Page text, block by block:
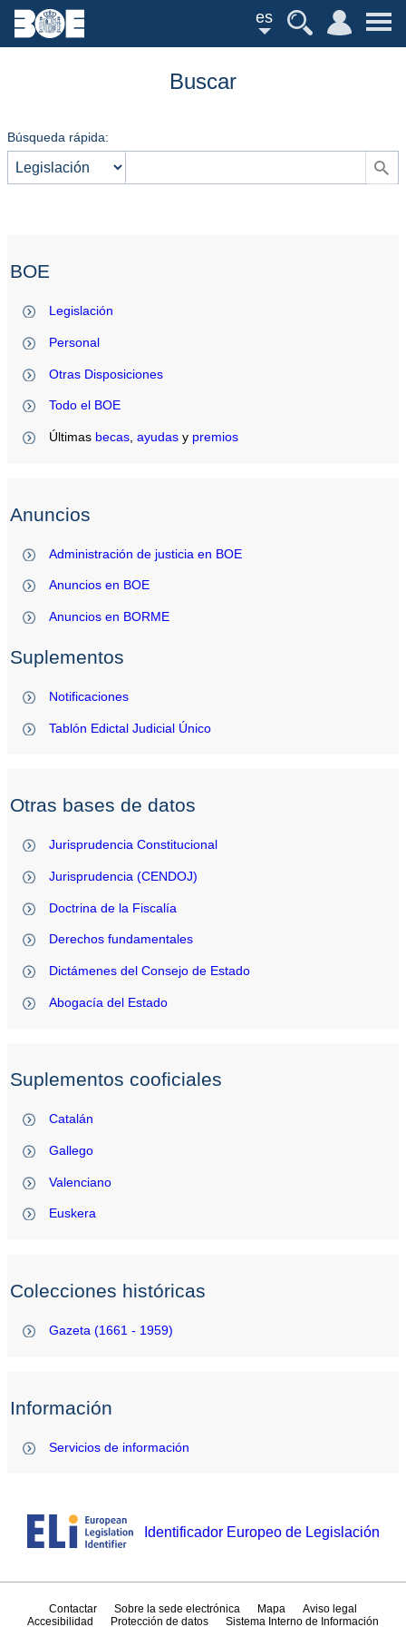
es
Buscar
Búsqueda rápida:
BOE
Legislación
Personal
Otras Disposiciones
Todo el BOE
Últimas becas ,ayudas y premios
Anuncios
Administración de justicia en BOE
Anuncios en BOE
Anuncios en BORME
Suplementos
Notificaciones
Tablón Edictal Judicial Único
Otras bases de datos
Jurisprudencia Constitucional
Jurisprudencia (CENDOJ)
Doctrina de la Fiscalía
Derechos fundamentales
Dictámenes del Consejo de Estado
Abogacía del Estado
Suplementos cooficiales
Catalán
Gallego
Valenciano
Euskera
Colecciones históricas
Gazeta (1661 - 1959)
Información
Servicios de información
Identificador Europeo de Legislación
Contactar Sobre la sede electrónica Mapa
Aviso legal
Accesibilidad
Protección de datos Sistema Interno de Información